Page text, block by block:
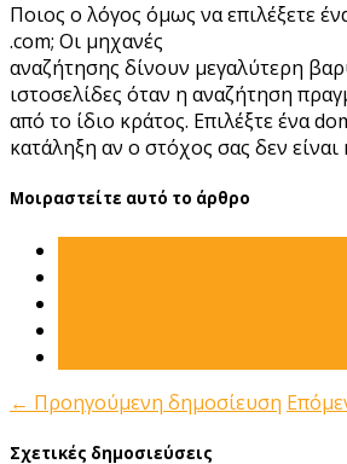
Ποιος ο λόγος όμως να επιλέξετε
.com; Οι μηχανές
αναζήτησης δίνουν μεγαλύτερη
ιστοσελίδες όταν η αναζήτηση
από το ίδιο κράτος. Επιλέξτε ένα
κατάληξη αν ο στόχος σας δεν είναι
Μοιραστείτε αυτό το άρθρο
← Προηγούμενη δημοσίευση
Σχετικές δημοσιεύσεις